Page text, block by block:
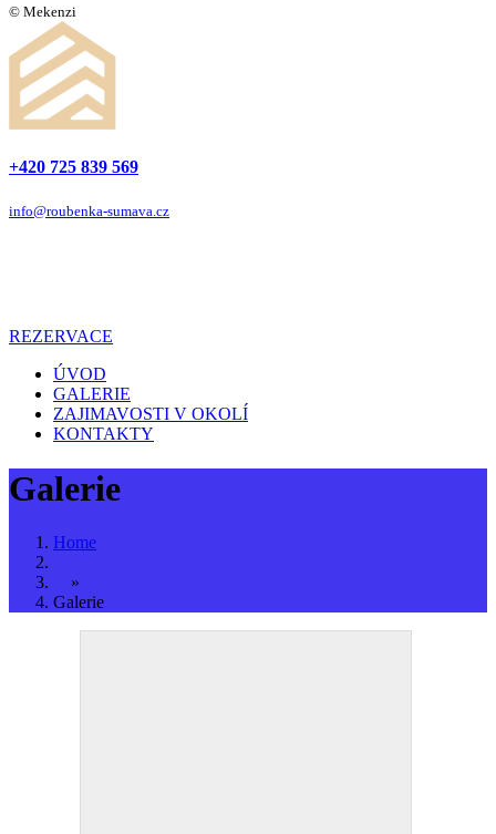
© Mekenzi
+420 725 839 569
info@roubenka-sumava.cz
REZERVACE
ÚVOD
GALERIE
ZAJIMAVOSTI V OKOLÍ
KONTAKTY
Galerie
Home
»
Galerie